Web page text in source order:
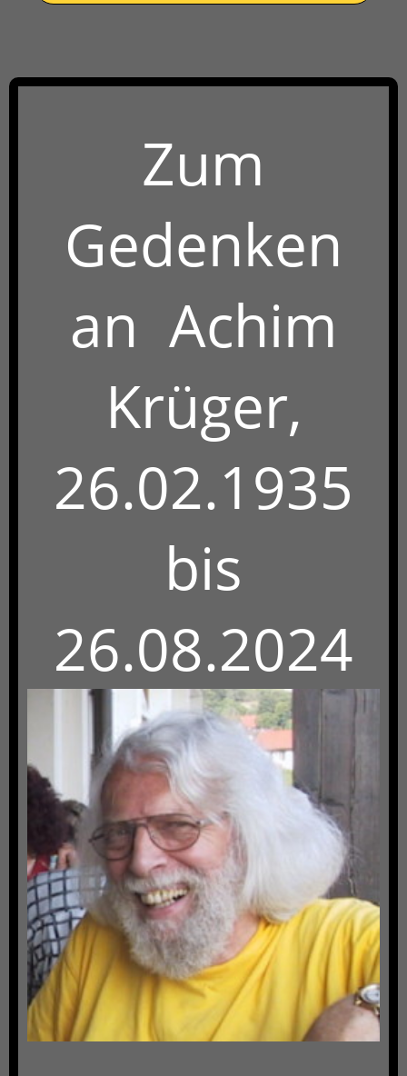
Zum
Gedenken
an Achim
Krüger,
26.02.1935
bis
26.08.2024